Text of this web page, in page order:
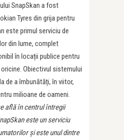
SnapSkan a fost
Tyres din grija pentru
este primul serviciu de
din lume, complet
în locații publice pentru
Obiectivul sistemului
de a îmbunătăți, în viitor,
milioane de oameni.
află în centrul întregii
este un serviciu
și este unul dintre